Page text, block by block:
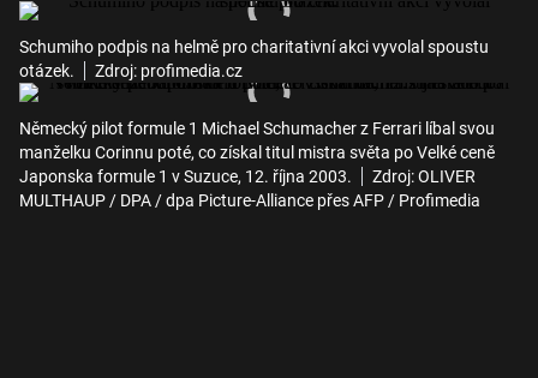
Schumiho podpis na helmě pro charitativní akci vyvolal spoustu
otázek.
Zdroj: profimedia.cz
Německý pilot formule 1 Michael Schumacher z Ferrari líbal svou
manželku Corinnu poté, co získal titul mistra světa po Velké ceně
Japonska formule 1 v Suzuce, 12. října 2003.
Zdroj: OLIVER
MULTHAUP / DPA / dpa Picture-Alliance přes AFP / Profimedia